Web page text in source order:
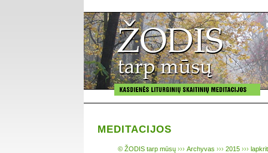
MEDITACIJOS
© ŽODIS tarp mūsų ››› Archyvas ››› 2015 ›››